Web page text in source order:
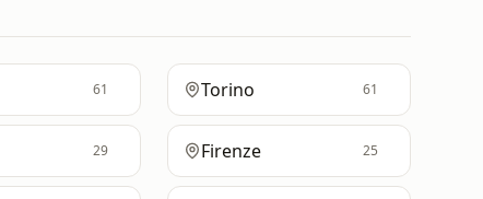
61 Torino 61
29 Firenze 25